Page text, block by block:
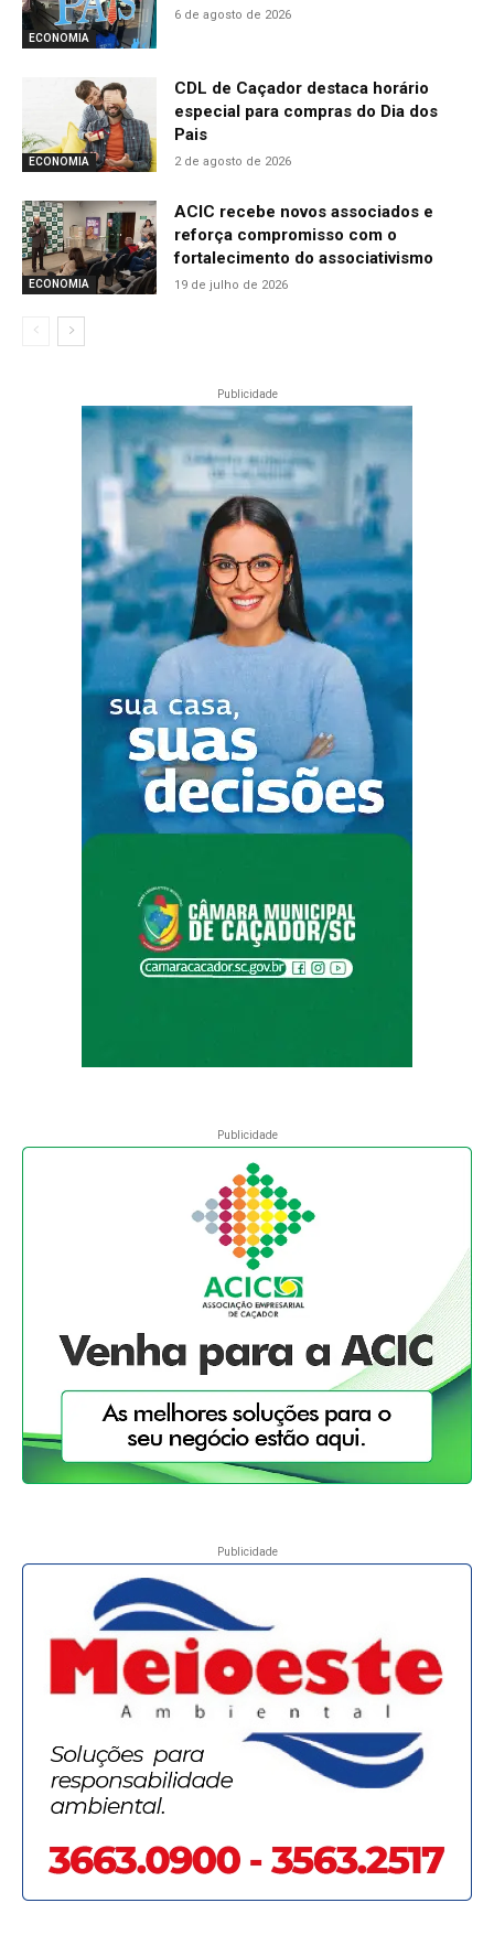
ECONOMIA
6 de agosto de 2026
ECONOMIA
CDL de Caçador destaca horário
especial para compras do Dia dos
Pais
2 de agosto de 2026
ECONOMIA
ACIC recebe novos associados e
reforça compromisso com o
fortalecimento do associativismo
19 de julho de 2026
Publicidade
Publicidade
Publicidade